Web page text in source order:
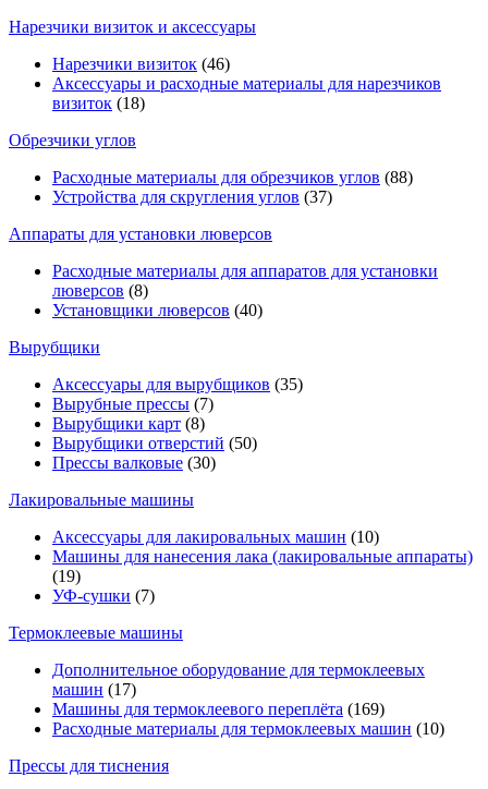
Нарезчики визиток и аксессуары
Нарезчики визиток (46)
Аксессуары и расходные материалы для нарезчиков
визиток (18)
Обрезчики углов
Расходные материалы для обрезчиков углов (88)
Устройства для скругления углов (37)
Аппараты для установки люверсов
Расходные материалы для аппаратов для установки
люверсов (8)
Установщики люверсов (40)
Вырубщики
Аксессуары для вырубщиков (35)
Вырубные прессы (7)
Вырубщики карт (8)
Вырубщики отверстий (50)
Прессы валковые (30)
Лакировальные машины
Аксессуары для лакировальных машин (10)
Машины для нанесения лака (лакировальные аппараты)
(19)
УФ-сушки (7)
Термоклеевые машины
Дополнительное оборудование для термоклеевых
машин (17)
Машины для термоклеевого переплёта (169)
Расходные материалы для термоклеевых машин (10)
Прессы для тиснения